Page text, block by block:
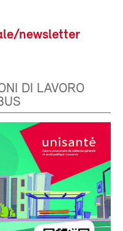
newsletter
DI LAVORO